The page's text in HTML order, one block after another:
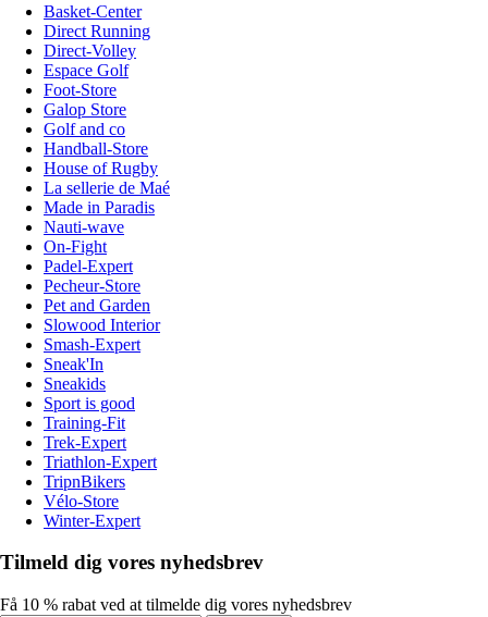
Basket-Center
Direct Running
Direct-Volley
Espace Golf
Foot-Store
Galop Store
Golf and co
Handball-Store
House of Rugby
La sellerie de Maé
Made in Paradis
Nauti-wave
On-Fight
Padel-Expert
Pecheur-Store
Pet and Garden
Slowood Interior
Smash-Expert
Sneak'In
Sneakids
Sport is good
Training-Fit
Trek-Expert
Triathlon-Expert
TripnBikers
Vélo-Store
Winter-Expert
Tilmeld dig vores nyhedsbrev
Få 10 % rabat ved at tilmelde dig vores nyhedsbrev